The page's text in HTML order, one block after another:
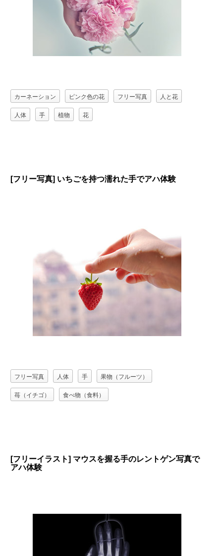
カーネーション ピンク色の花 フリー写真 人と花
人体 手 植物 花
[フリー写真] いちごを持つ濡れた手でアハ体験
フリー写真 人体 手 果物（フルーツ）
苺（イチゴ） 食べ物（食料）
[フリーイラスト] マウスを握る手のレントゲン写真で
アハ体験